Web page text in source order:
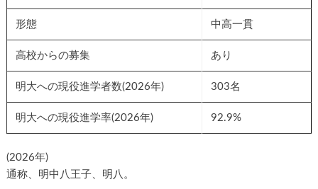
形態 中高一貫
高校からの募集 あり
明大への現役進学者数(2026年) 303名
明大への現役進学率(2026年) 92.9%
(2026年)
通称、明中八王子、明八。